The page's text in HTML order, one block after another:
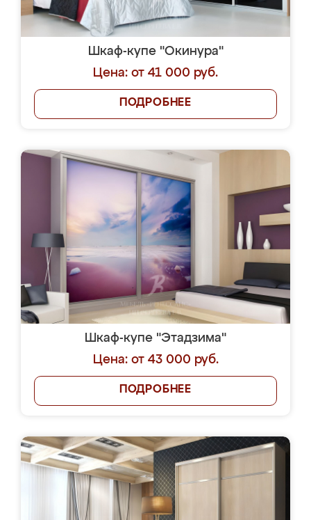
Шкаф-купе "Окинура"
Цена: от 41 000 руб.
ПОДРОБНЕЕ
Шкаф-купе "Этадзима"
Цена: от 43 000 руб.
ПОДРОБНЕЕ